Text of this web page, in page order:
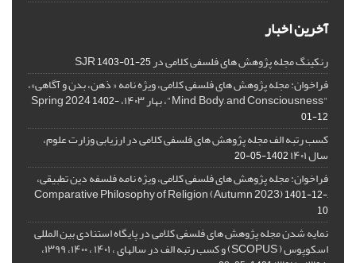
آخرین اخبار
رنکینگ مجله پژوهش های فلسفی کلامی در SJR1403-01-25
فراخوان: مجله پژوهش های فلسفی کلامی، ویژه نامه « ذهن، بدن و آگاهی»،
"Mind, Body, and Consciousness"، بهار ۱۴۰۳، Spring 2024
1402-
01-12
کسب رتبه الف مجله پژوهش های فلسفی کلامی در ارزیابی وزارت علوم،
سال ۱۴۰۱ 1402-05-20
فراخوان: مجله پژوهش های فلسفی کلامی، ویژه نامه فلسفه دین تطبیقی،
,Comparative Philosophy of Religion (Autumn 2023)
1401-12-
10
نمایه شدن مجله پژوهش های فلسفی کلامی در پایگاه استنادی بین المللی
اسکوپوس ( SCOPUS) و کسب رتبه الف در سالهای ، ۱۴۰۱ ، ۱۴۰۰، ۱۳۹۹،